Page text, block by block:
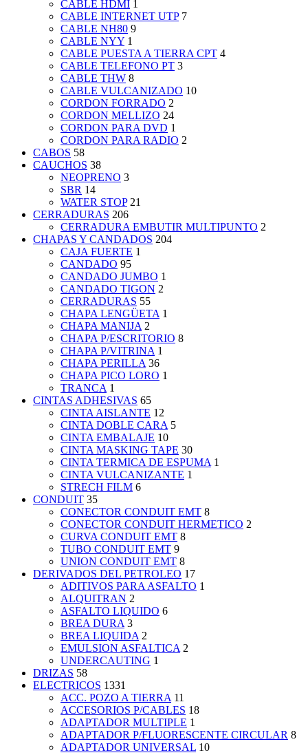
CABLE HDMI 1
CABLE INTERNET UTP 7
CABLE NH80 9
CABLE NYY 1
CABLE PUESTA A TIERRA CPT 4
CABLE TELEFONO PT 3
CABLE THW 8
CABLE VULCANIZADO 10
CORDON FORRADO 2
CORDON MELLIZO 24
CORDON PARA DVD 1
CORDON PARA RADIO 2
CABOS 58
CAUCHOS 38
NEOPRENO 3
SBR 14
WATER STOP 21
CERRADURAS 206
CERRADURA EMBUTIR MULTIPUNTO 2
CHAPAS Y CANDADOS 204
CAJA FUERTE 1
CANDADO 95
CANDADO JUMBO 1
CANDADO TIGON 2
CERRADURAS 55
CHAPA LENGÜETA 1
CHAPA MANIJA 2
CHAPA P/ESCRITORIO 8
CHAPA P/VITRINA 1
CHAPA PERILLA 36
CHAPA PICO LORO 1
TRANCA 1
CINTAS ADHESIVAS 65
CINTA AISLANTE 12
CINTA DOBLE CARA 5
CINTA EMBALAJE 10
CINTA MASKING TAPE 30
CINTA TERMICA DE ESPUMA 1
CINTA VULCANIZANTE 1
STRECH FILM 6
CONDUIT 35
CONECTOR CONDUIT EMT 8
CONECTOR CONDUIT HERMETICO 2
CURVA CONDUIT EMT 8
TUBO CONDUIT EMT 9
UNION CONDUIT EMT 8
DERIVADOS DEL PETROLEO 17
ADITIVOS PARA ASFALTO 1
ALQUITRAN 2
ASFALTO LIQUIDO 6
BREA DURA 3
BREA LIQUIDA 2
EMULSION ASFALTICA 2
UNDERCAUTING 1
DRIZAS 58
ELECTRICOS 1331
ACC. POZO A TIERRA 11
ACCESORIOS P/CABLES 18
ADAPTADOR MULTIPLE 1
ADAPTADOR P/FLUORESCENTE CIRCULAR 8
ADAPTADOR UNIVERSAL 10